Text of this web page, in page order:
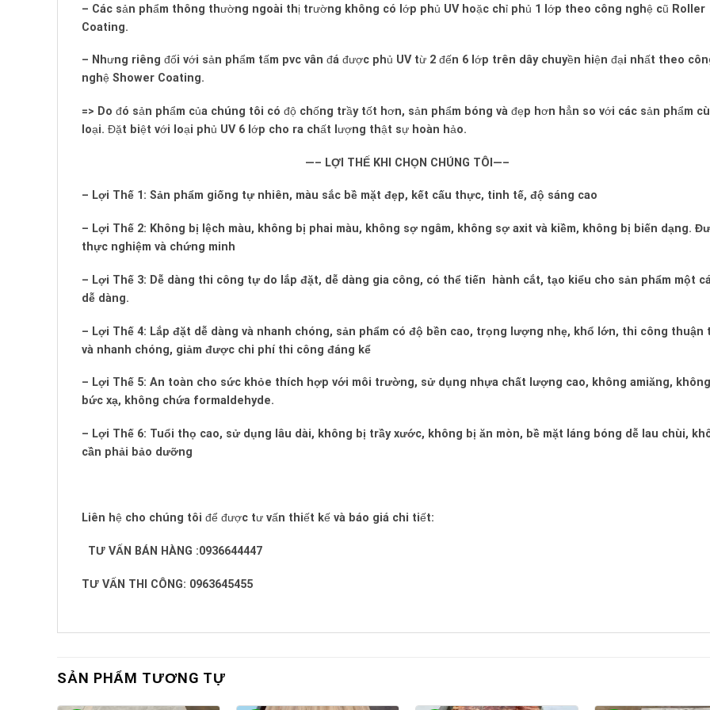
– Các sản phẩm thông thường ngoài thị trường không có lớp phủ UV hoặc chỉ phủ 1 lớp theo công nghệ cũ Roller
Coating.
– Nhưng riêng đối với sản phẩm tấm pvc vân đá được phủ UV từ 2 đến 6 lớp trên dây chuyền hiện đại nhất theo
nghệ Shower Coating.
=> Do đó sản phẩm của chúng tôi có độ chống trầy tốt hơn, sản phẩm bóng và đẹp hơn hẳn so với các sản phẩm
loại. Đặt biệt với loại phủ UV 6 lớp cho ra chất lượng thật sự hoàn hảo.
—– LỢI THẾ KHI CHỌN CHÚNG TÔI—–
– Lợi Thế 1: Sản phẩm giống tự nhiên, màu sắc bề mặt đẹp, kết cấu thực, tinh tế, độ sáng cao
– Lợi Thế 2: Không bị lệch màu, không bị phai màu, không sợ ngâm, không sợ axit và kiềm, không bị biến dạng.
thực nghiệm và chứng minh
– Lợi Thế 3: Dễ dàng thi công tự do lắp đặt, dễ dàng gia công, có thể tiến hành cắt, tạo kiểu cho sản phẩm một
dễ dàng.
– Lợi Thế 4: Lắp đặt dễ dàng và nhanh chóng, sản phẩm có độ bền cao, trọng lượng nhẹ, khổ lớn, thi công thuận
và nhanh chóng, giảm được chi phí thi công đáng kể
– Lợi Thế 5: An toàn cho sức khỏe thích hợp với môi trường, sử dụng nhựa chất lượng cao, không amiăng,
bức xạ, không chứa formaldehyde.
– Lợi Thế 6: Tuổi thọ cao, sử dụng lâu dài, không bị trầy xước, không bị ăn mòn, bề mặt láng bóng dễ lau chùi,
cần phải bảo dưỡng
Liên hệ cho chúng tôi để được tư vấn thiết kế và báo giá chi tiết:
TƯ VẤN BÁN HÀNG :0936644447
TƯ VẤN THI CÔNG: 0963645455
SẢN PHẨM TƯƠNG TỰ